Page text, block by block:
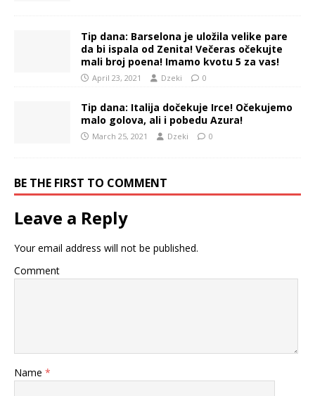
Tip dana: Barselona je uložila velike pare
da bi ispala od Zenita! Večeras očekujte
mali broj poena! Imamo kvotu 5 za vas!
April 23, 2021 Dzeki 0
Tip dana: Italija dočekuje Irce! Očekujemo
malo golova, ali i pobedu Azura!
March 25, 2021 Dzeki 0
BE THE FIRST TO COMMENT
Leave a Reply
Your email address will not be published.
Comment
Name *